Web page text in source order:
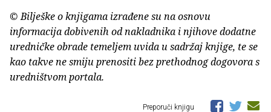
© Bilješke o knjigama izrađene su na osnovu
informacija dobivenih od nakladnika i njihove dodatne
uredničke obrade temeljem uvida u sadržaj knjige, te se
kao takve ne smiju prenositi bez prethodnog dogovora s
uredništvom portala.
Preporuči knjigu